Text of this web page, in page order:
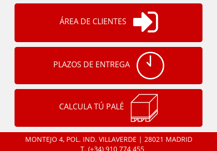
ÁREA DE CLIENTES
PLAZOS DE ENTREGA
CALCULA TÚ PALÉ
MONTEJO 4, POL. IND. VILLAVERDE | 28021 MADRID
T. (+34) 910 774 455